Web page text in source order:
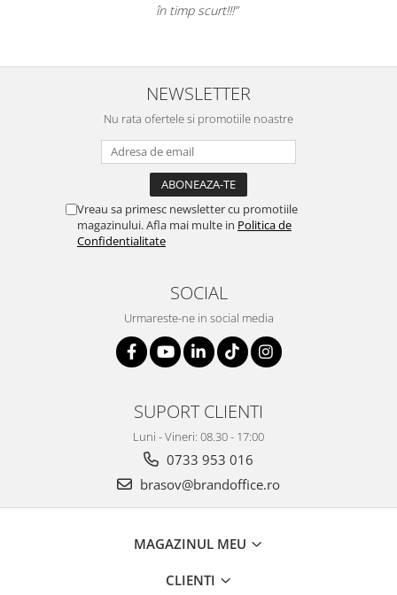
în timp scurt!!!”
NEWSLETTER
Nu rata ofertele si promotiile noastre
Vreau sa primesc newsletter cu promotiile
magazinului. Afla mai multe in Politica de
Confidentialitate
SOCIAL
Urmareste-ne in social media
SUPORT CLIENTI
Luni - Vineri: 08.30 - 17:00
0733 953 016
brasov@brandoffice.ro
MAGAZINUL MEU
CLIENTI